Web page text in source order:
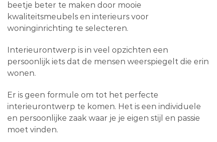
beetje beter te maken door mooie
kwaliteitsmeubels en interieurs voor
woninginrichting te selecteren.
Interieurontwerp is in veel opzichten een
persoonlijk iets dat de mensen weerspiegelt die erin
wonen.
Er is geen formule om tot het perfecte
interieurontwerp te komen. Het is een individuele
en persoonlijke zaak waar je je eigen stijl en passie
moet vinden.